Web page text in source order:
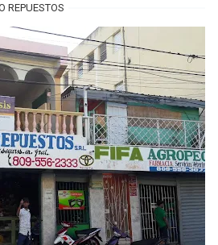
REPUESTOS